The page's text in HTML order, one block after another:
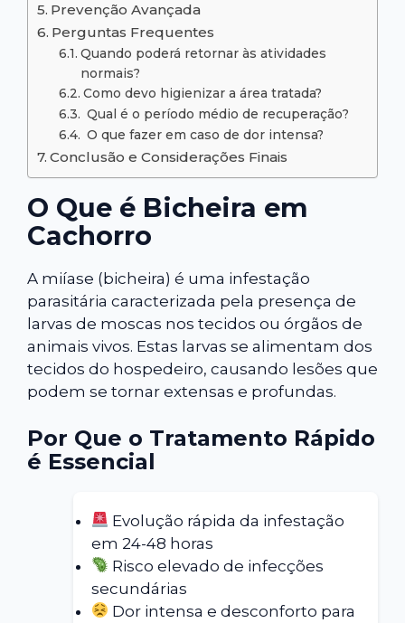
Prevenção Avançada
Perguntas Frequentes
Quando poderá retornar às atividades
normais?
Como devo higienizar a área tratada?
Qual é o período médio de recuperação?
O que fazer em caso de dor intensa?
Conclusão e Considerações Finais
O Que é Bicheira em
Cachorro
A miíase (bicheira) é uma infestação
parasitária caracterizada pela presença de
larvas de moscas nos tecidos ou órgãos de
animais vivos. Estas larvas se alimentam dos
tecidos do hospedeiro, causando lesões que
podem se tornar extensas e profundas.
Por Que o Tratamento Rápido
é Essencial
Evolução rápida da infestação
em 24-48 horas
Risco elevado de infecções
secundárias
Dor intensa e desconforto para